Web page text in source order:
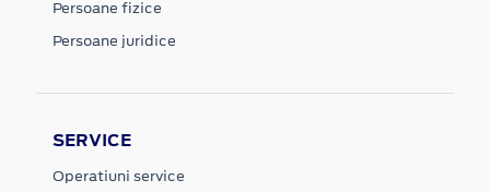
Persoane fizice
Persoane juridice
SERVICE
Operatiuni service